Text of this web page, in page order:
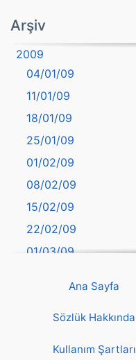
Aydın
Balıkesir
Bartın
başkentler
Batman
Bayburt
Bilecik
Bingöl
Bitlis
Bolu
Burdur
Çankırı
Çorum
Arşiv
2009
04/01/09
11/01/09
18/01/09
25/01/09
01/02/09
08/02/09
15/02/09
22/02/09
01/03/09
22/03/09
Ana Sayfa
Sözlük Hakkında
Kullanım Şartları